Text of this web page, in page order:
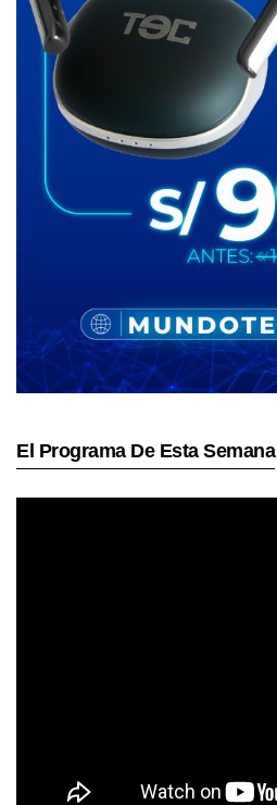
El Programa De Esta Semana